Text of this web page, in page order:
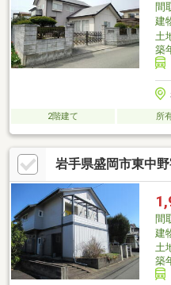
間
建
土
築
2階建て 所
岩手県盛岡市東中
間
建
土
築